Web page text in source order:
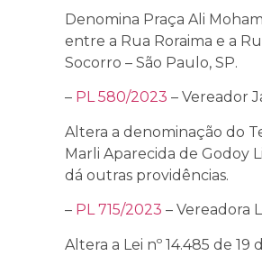
Denomina Praça Ali
entre a Rua Roraima e a
Socorro – São Paulo, SP.
– PL 580/2023 – Vereador
Altera a denominação do
Marli Aparecida de Godoy
dá outras providências.
– PL 715/2023 – Vereadora
Altera a Lei nº 14.485 de